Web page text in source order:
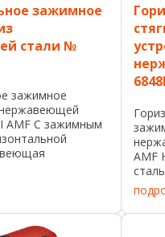
зажимное
стали №
зажимное
AMF С зажимным
втулках.
смазаны.
AMF